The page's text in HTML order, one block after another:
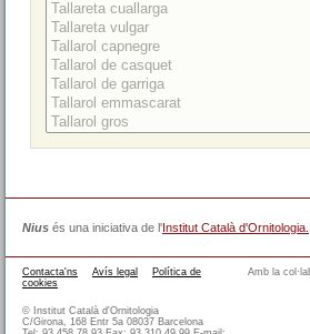
Nius és una iniciativa de l'Institut Català d'Ornitologia.
Amb la
Contacta'ns Avís legal
Política de
cookies
© Institut Català d'Ornitologia
C/Girona, 168 Entr 5a 08037 Barcelona